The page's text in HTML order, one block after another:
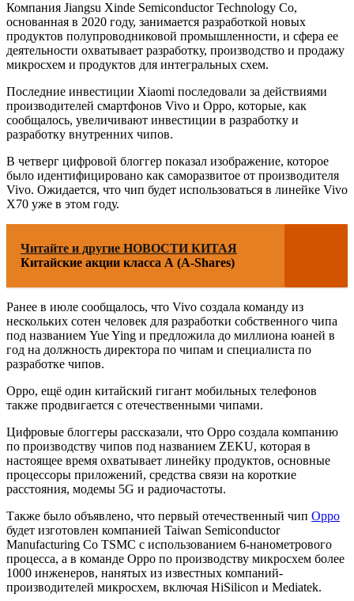
Компания Jiangsu Xinde Semiconductor Technology Co,
основанная в 2020 году, занимается разработкой новых
продуктов полупроводниковой промышленности, и сфера ее
деятельности охватывает разработку, производство и продажу
микросхем и продуктов для интегральных схем.
Последние инвестиции Xiaomi последовали за действиями
производителей смартфонов Vivo и Oppo, которые, как
сообщалось, увеличивают инвестиции в разработку и
разработку внутренних чипов.
В четверг цифровой блоггер показал изображение, которое
было идентифицировано как саморазвитое от производителя
Vivo. Ожидается, что чип будет использоваться в линейке Vivo
X70 уже в этом году.
Читайте и другие НОВОСТИ КИТАЯ
Китайские акции класса А (A-Shares)
Ранее в июле сообщалось, что Vivo создала команду из
нескольких сотен человек для разработки собственного чипа
под названием Yue Ying и предложила до миллиона юаней в
год на должность директора по чипам и специалиста по
разработке чипов.
Oppo, ещё один китайский гигант мобильных телефонов
также продвигается с отечественными чипами.
Цифровые блоггеры рассказали, что Oppo создала компанию
по производству чипов под названием ZEKU, которая в
настоящее время охватывает линейку продуктов, основные
процессоры приложений, средства связи на короткие
расстояния, модемы 5G и радиочастоты.
Также было объявлено, что первый отечественный чип Oppo
будет изготовлен компанией Taiwan Semiconductor
Manufacturing Co TSMC с использованием 6-нанометрового
процесса, а в команде Oppo по производству микросхем более
1000 инженеров, нанятых из известных компаний-
производителей микросхем, включая HiSilicon и Mediatek.